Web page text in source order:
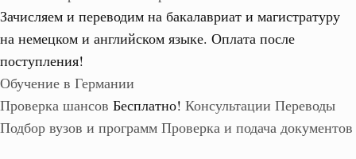
Зачисляем и переводим на бакалавриат и магистратуру
на немецком и английском языке. Оплата после
поступления!
Обучение в Германии
Проверка шансов Бесплатно! Консультации Переводы
Подбор вузов и программ Проверка и подача документов